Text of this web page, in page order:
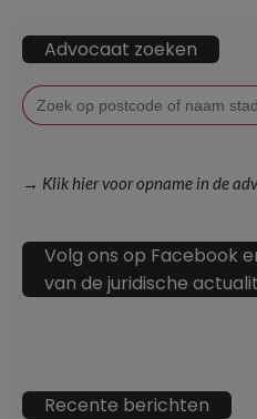
Advocaat zoeken
Zoek
naar:
→ Klik hier voor opname in de
Volg ons op Facebook
van de juridische
Recente berichten